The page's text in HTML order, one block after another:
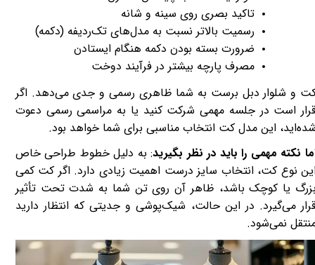
تاکید بصری روی سینه و شانه
رسمیت بالاتر نسبت به مدل‌های تک‌ردیفه (دکمه)
ضرورت بسته بودن دکمه هنگام ایستادن
مصرف پارچه بیشتر در فرآیند دوخت
و شلوار دبل ‌برست به شما ظاهری رسمی و جدی می‌دهد. اگر
است در جلسه مهمی شرکت کنید یا به مراسمی رسمی دعوت
این مدل کت انتخاب مناسبی برای شما خواهد بود.
نکته مهمی را باید در نظر بگیرید: به دلیل خطوط طراحی خاص
نوع کت، انتخاب سایز درست اهمیت زیادی دارد. اگر کت کمی
یا کوچک باشد، ظاهر آن روی تن شما به شدت تحت تأثیر
می‌گیرد. در این حالت، شیک‌پوشی و جدیتی که انتظار دارید
نمی‌شود.